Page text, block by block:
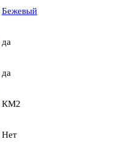
Бежевый
да
да
КМ2
Нет